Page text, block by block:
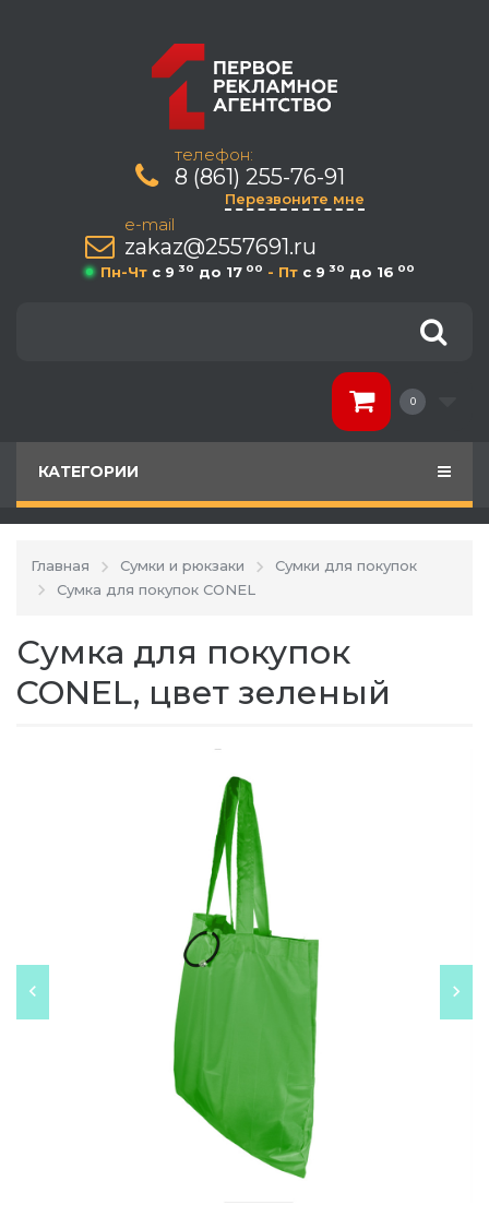
телефон:
8 (861) 255-76-91
Перезвоните мне
e-mail
zakaz@2557691.ru
Пн-Чт c 9 30 до 17 00 - Пт c 9 30 до 16 00
0
КАТЕГОРИИ
Главная Сумки и рюкзаки
Сумки для покупок
Сумка для покупок CONEL
Сумка для покупок
CONEL, цвет зеленый